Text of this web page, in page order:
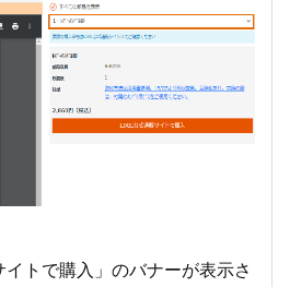
イトで購入」のバナーが表示さ